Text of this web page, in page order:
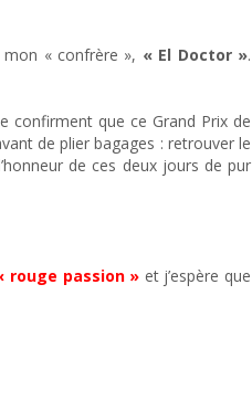
« confrère », « El Doctor ».
confirment que ce Grand Prix de
de plier bagages : retrouver le
de ces deux jours de pur
rouge passion » et j’espère que